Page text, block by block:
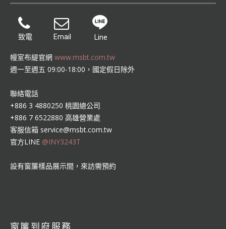
致電 Email Line
幔室布緹官網 www.msbt.com.tw
週一至週五 09:00-18:00，國定假日除外
聯絡電話
+886 3 4880250 桃園總公司
+886 7 6522880 高雄營業處
客服信箱 service@msbt.com.tw
官方LINE @INY3243T
設有窗簾樣品展示間，來訪需預約
窗簾到府服務